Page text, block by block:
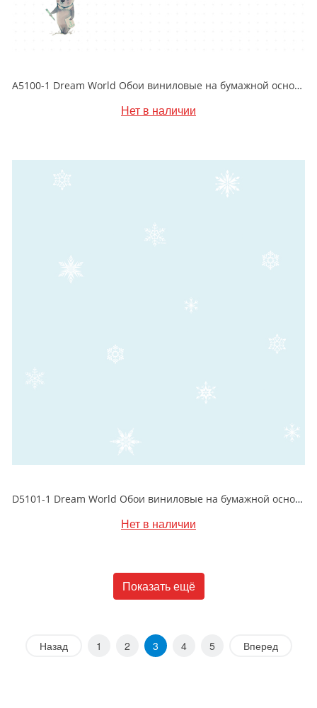
A5100-1 Dream World Обои виниловые на бумажной основе 1.06*15.6
Нет в наличии
D5101-1 Dream World Обои виниловые на бумажной основе 1.06*15.6
Нет в наличии
Показать ещё
Назад 1 2 3 4 5 Вперед